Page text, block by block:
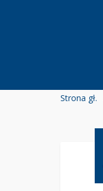
Strona gł.